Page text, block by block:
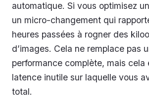
automatique. Si vous optimisez
un micro-changement qui
heures passées à rogner des
d’images. Cela ne remplace pas
performance complète, mais cela
latence inutile sur laquelle vous
total.